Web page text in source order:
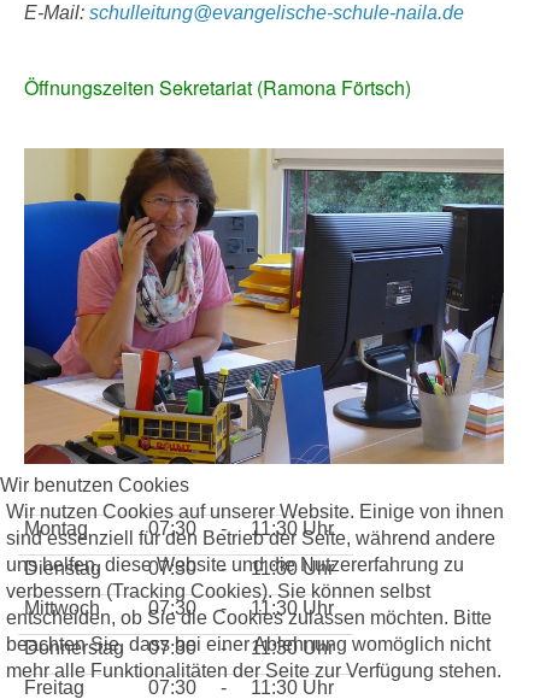
E-Mail: schulleitung@evangelische-schule-naila.de
Öffnungszeiten Sekretariat (Ramona Förtsch)
Montag 07:30 -
11:30 Uhr
Dienstag
07:30 -
11:30 Uhr
Mittwoch
07:30 -
11:30 Uhr
Donnerstag
07:30 -
11:30 Uhr
Freitag
07:30 - 11:30 Uhr
Wir benutzen Cookies
Wir nutzen Cookies auf unserer Website. Einige von ihnen
sind essenziell für den Betrieb der Seite, während andere
uns helfen, diese Website und die Nutzererfahrung zu
verbessern (Tracking Cookies). Sie können selbst
entscheiden, ob Sie die Cookies zulassen möchten. Bitte
beachten Sie, dass bei einer Ablehnung womöglich nicht
mehr alle Funktionalitäten der Seite zur Verfügung stehen.